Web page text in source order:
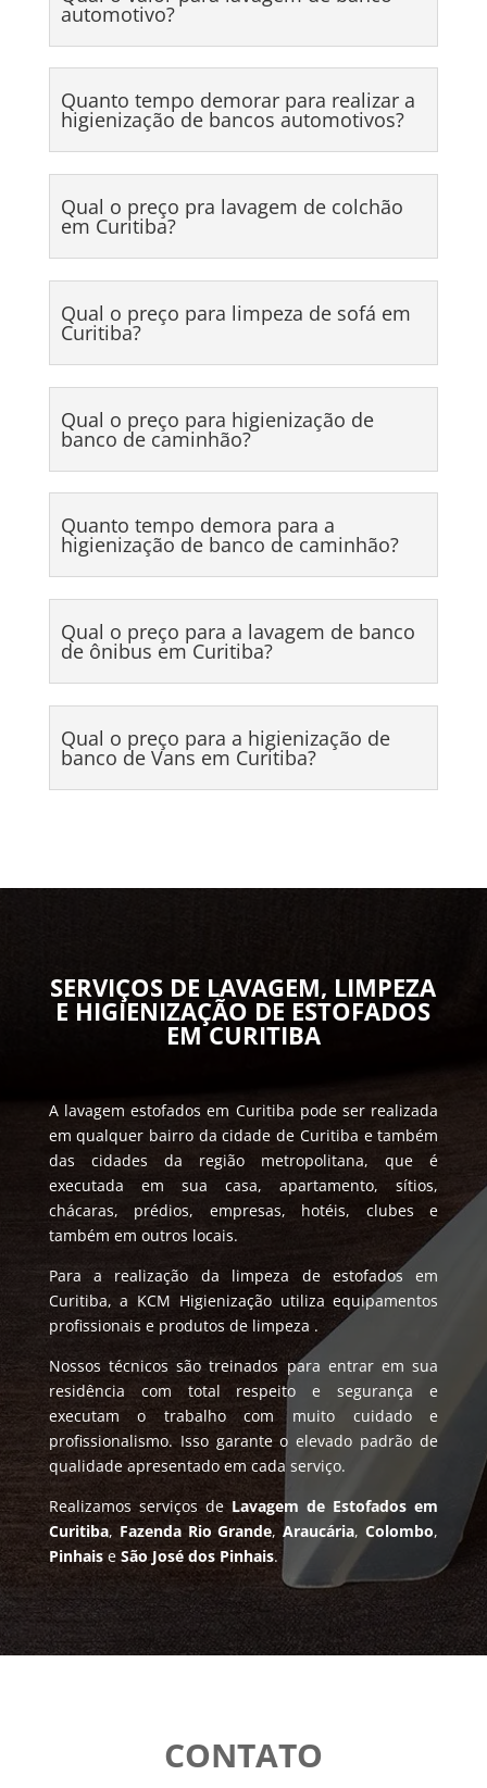
automotivo?
Quanto tempo demorar para realizar a
higienização de bancos automotivos?
Qual o preço pra lavagem de colchão
em Curitiba?
Qual o preço para limpeza de sofá em
Curitiba?
Qual o preço para higienização de
banco de caminhão?
Quanto tempo demora para a
higienização de banco de caminhão?
Qual o preço para a lavagem de banco
de ônibus em Curitiba?
Qual o preço para a higienização de
banco de Vans em Curitiba?
SERVIÇOS DE LAVAGEM, LIMPEZA
E HIGIENIZAÇÃO DE ESTOFADOS
EM CURITIBA
A lavagem estofados em Curitiba pode ser realizada
em qualquer bairro da cidade de Curitiba e também
das cidades da região metropolitana, que é
executada em sua casa, apartamento, sítios,
chácaras, prédios, empresas, hotéis, clubes e
também em outros locais.
Para a realização da limpeza de estofados em
Curitiba, a KCM Higienização utiliza equipamentos
profissionais e produtos de limpeza .
Nossos técnicos são treinados para entrar em sua
residência com total respeito e segurança e
executam o trabalho com muito cuidado e
profissionalismo. Isso garante o elevado padrão de
qualidade apresentado em cada serviço.
Realizamos serviços de Lavagem de Estofados em
Curitiba, Fazenda Rio Grande,Araucária,Colombo,
PinhaiseSão José dos Pinhais.
CONTATO